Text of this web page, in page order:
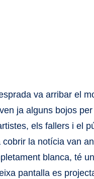
va arribar el
ja alguns bojos
els fallers i el
la notícia van
blanca, té
pantalla es